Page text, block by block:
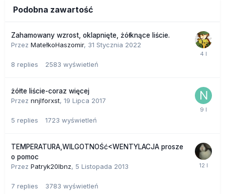
Podobna zawartość
Zahamowany wzrost, oklapnięte, żółknące liście.
Przez MatełkoHaszomir, 31 Stycznia 2022
8 replies 2583 wyświetleń
żółte liście-coraz więcej
Przez nnjlforxst, 19 Lipca 2017
5 replies 1723 wyświetleń
TEMPERATURA,WILGOTNOŚć<WENTYLACJA prosze
o pomoc
Przez Patryk20lbnz, 5 Listopada 2013
7 replies 3783 wyświetleń